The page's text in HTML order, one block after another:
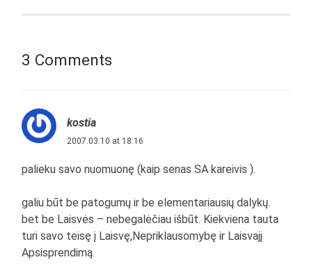
3 Comments
kostia
2007.03.10 at 18:16
palieku savo nuomuonę (kaip senas SA kareivis ).
galiu būt be patogumų ir be elementariausių dalykų.
bet be Laisvės – nebegalėčiau išbūt. Kiekviena tauta
turi savo teisę į Laisvę,Nepriklausomybę ir Laisvajį
Apsisprendimą.